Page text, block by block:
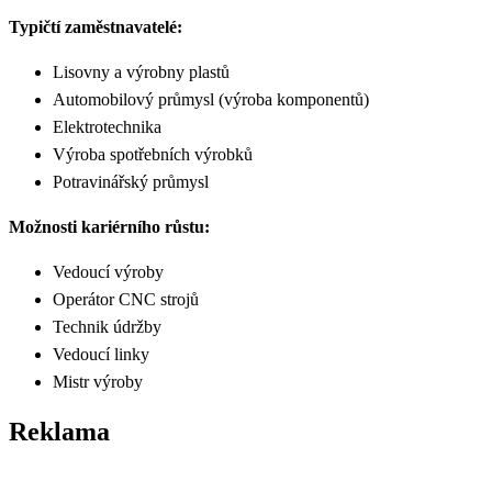
Typičtí zaměstnavatelé:
Lisovny a výrobny plastů
Automobilový průmysl (výroba komponentů)
Elektrotechnika
Výroba spotřebních výrobků
Potravinářský průmysl
Možnosti kariérního růstu:
Vedoucí výroby
Operátor CNC strojů
Technik údržby
Vedoucí linky
Mistr výroby
Reklama